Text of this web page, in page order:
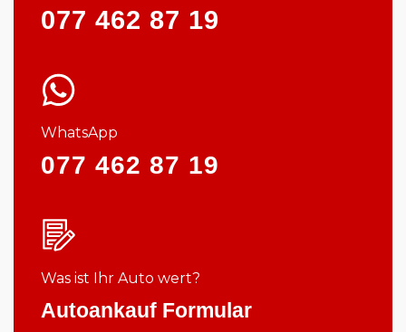
077 462 87 19
WhatsApp
077 462 87 19
Was ist Ihr Auto wert?
Autoankauf Formular